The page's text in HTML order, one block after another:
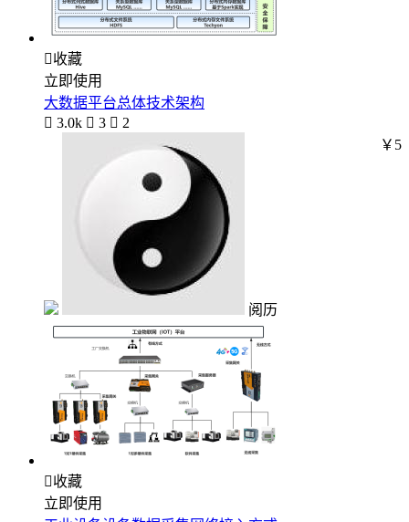
收藏
立即使用
大数据平台总体技术架构
 3.0k  3  2
阅历
￥5
收藏
立即使用